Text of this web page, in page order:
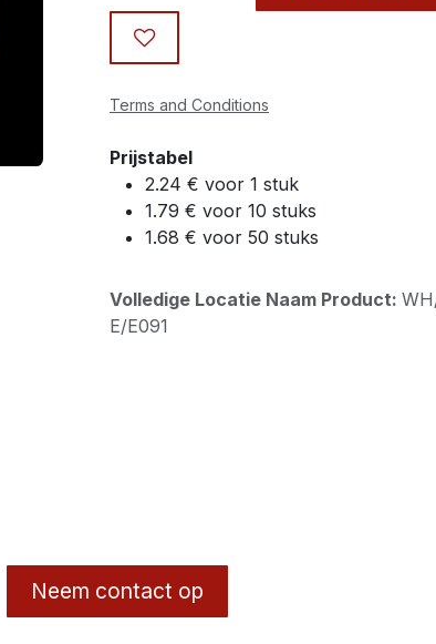
Terms and Conditions
Prijstabel
2.24 € voor 1 stuk
1.79 € voor 10 stuks
1.68 € voor 50 stuks
Volledige Locatie Naam Product:
E/E091
Neem contact op